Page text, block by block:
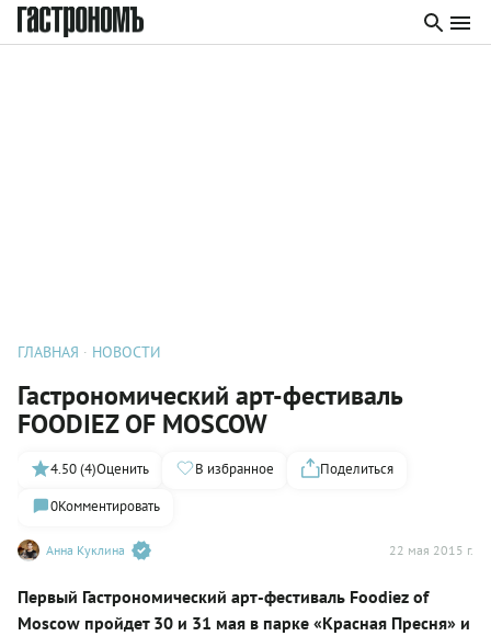
ГЛАВНАЯ НОВОСТИ
Гастрономический арт-фестиваль
FOODIEZ OF MOSCOW
Анна Куклина 22 мая 2015 г.
4.50 (4)Оценить В избранное
Поделиться
0Комментировать
Первый Гастрономический арт-фестиваль Foodiez of
Moscow пройдет 30 и 31 мая в парке «Красная Пресня» и